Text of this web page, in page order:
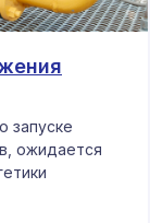
запуске
ожидается